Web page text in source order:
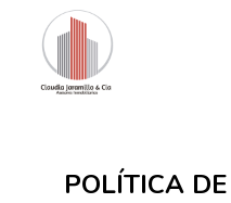
POLÍTICA